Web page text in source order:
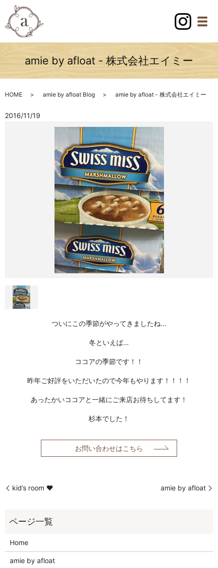
amie by afloat - 株式会社エイミー
HOME amie by afloat Blog amie by afloat - 株式会社エイミー
2016/11/19
ついにこの季節がやってきましたね…
冬といえば…
ココアの季節です！！
昨年ご好評をいただいたので今年もやります！！！！
あったかいココアと一緒にご来店お待ちしてます！
杉本でした！
お問い合わせはこちら
kid’s room ❤︎ amie by afloat
Home
amie by afloat